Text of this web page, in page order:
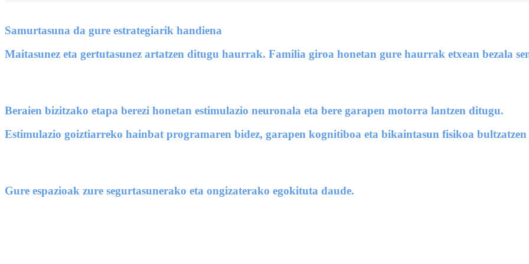
Samurtasuna da gure estrategiarik handiena
Maitasunez eta gertutasunez artatzen ditugu haurrak. Familia giroa honetan gure haurrak etxean bezala
Beraien bizitzako etapa berezi honetan estimulazio neuronala eta bere garapen motorra lantzen ditugu.
Estimulazio goiztiarreko hainbat programaren bidez, garapen kognitiboa eta bikaintasun fisikoa
Gure espazioak zure segurtasunerako eta ongizaterako egokituta daude.